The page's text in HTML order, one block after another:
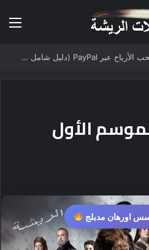
ألعاب أندرويد لربح المال وسحب الأرباح عبر PayPal (دليل شامل 2025)
الأول
اورهان مدبلج